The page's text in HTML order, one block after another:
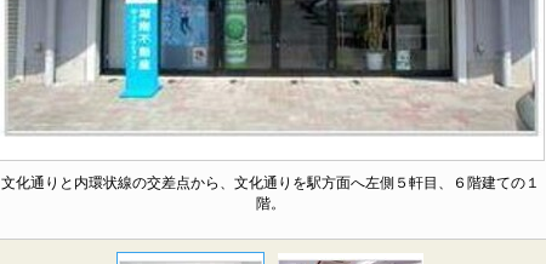
文化通りと内環状線の交差点から、文化通りを駅方面へ左側５軒目、６階建ての１
階。